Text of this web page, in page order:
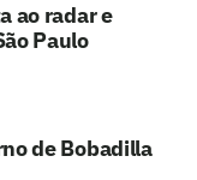
ao radar e
Paulo
de Bobadilla